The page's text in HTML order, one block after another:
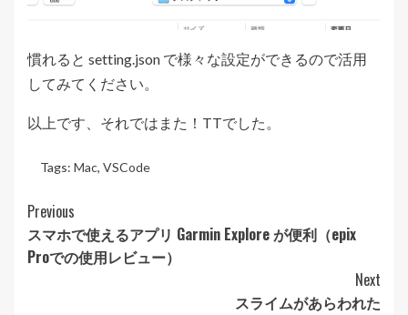
慣れると setting.json で様々な設定ができるので活用
してみてください。
以上です、それではまた！TTでした。
Tags: Mac, VSCode
Post
Navigation
Previous
スマホで使えるアプリ Garmin Explore が便利（epix
Proでの使用レビュー）
Next
スライムがあらわれた